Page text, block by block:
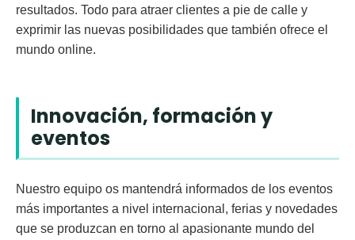
resultados. Todo para atraer clientes a pie de calle y
exprimir las nuevas posibilidades que también ofrece el
mundo online.
Innovación, formación y
eventos
Nuestro equipo os mantendrá informados de los eventos
más importantes a nivel internacional, ferias y novedades
que se produzcan en torno al apasionante mundo del